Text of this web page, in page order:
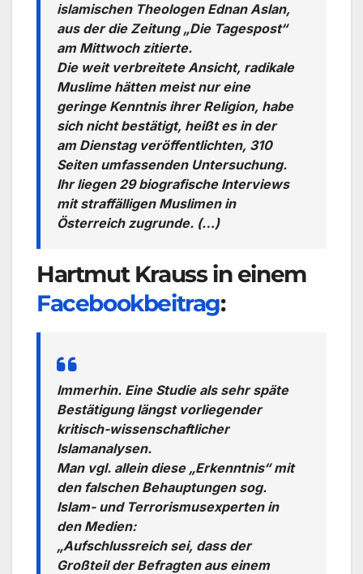
islamischen Theologen Ednan Aslan,
aus der die Zeitung „Die Tagespost“
am Mittwoch zitierte.
Die weit verbreitete Ansicht, radikale
Muslime hätten meist nur eine
geringe Kenntnis ihrer Religion, habe
sich nicht bestätigt, heißt es in der
am Dienstag veröffentlichten, 310
Seiten umfassenden Untersuchung.
Ihr liegen 29 biografische Interviews
mit straffälligen Muslimen in
Österreich zugrunde. (…)
Hartmut Krauss in einem
Facebookbeitrag:
Immerhin. Eine Studie als sehr späte
Bestätigung längst vorliegender
kritisch-wissenschaftlicher
Islamanalysen.
Man vgl. allein diese „Erkenntnis“ mit
den falschen Behauptungen sog.
Islam- und Terrorismusexperten in
den Medien:
„Aufschlussreich sei, dass der
Großteil der Befragten aus einem